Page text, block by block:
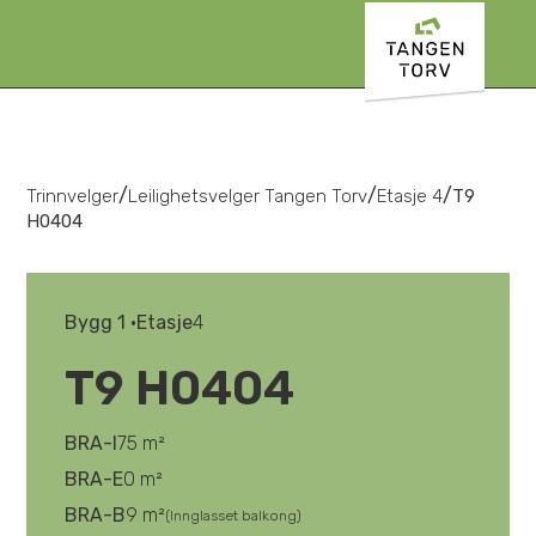
Trinnvelger/Leilighetsvelger Tangen Torv/Etasje 4/T9
H0404
Bygg 1 •Etasje4
T9 H0404
BRA-I75 m²
BRA-E0 m²
BRA-B9 m²(Innglasset balkong)